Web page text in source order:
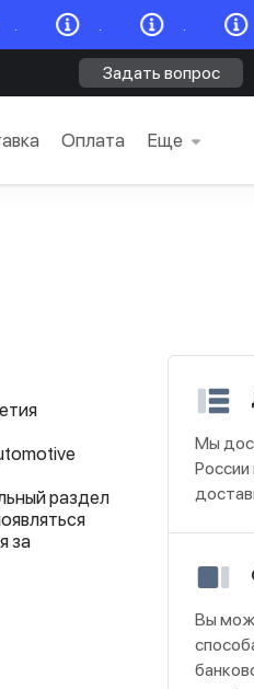
Задать вопрос
Оплата Еще
раздел
за
Мы
Вы